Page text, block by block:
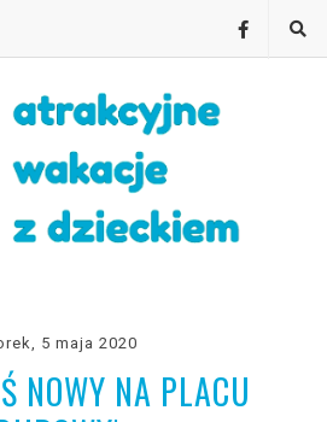
5 maja 2020
NOWY NA PLACU